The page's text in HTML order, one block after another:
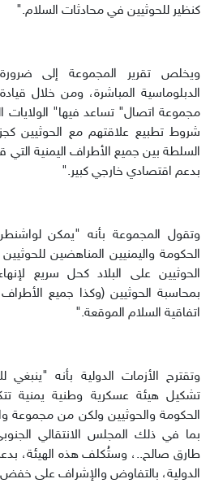
كنظير للحوثيين في محادثات السلام."
ويخلص تقرير المجموعة إلى
الدبلوماسية المباشرة، ومن خلال
مجموعة اتصال" تساعد فيها" الولايات
شروط تطبيع علاقتهم مع الحوثيين
السلطة بين جميع الأطراف اليمنية
بدعم اقتصادي خارجي كبير."
وتقول المجموعة بأنه "يمكن
الحكومة واليمنيين المناهضين
الحوثيين على البلاد كحل سريع
بمحاسبة الحوثيين (وكذا جميع
اتفاقية السلام الموقعة."
وتقترح الأزمات الدولية بأنه
تشكيل هيئة عسكرية وطنية
الحكومة والحوثيين ولكن من مجموعة
بما في ذلك المجلس الانتقالي
طارق صالح..، وستُكلف هذه الهيئة،
الدولية، بالتفاوض والإشراف على